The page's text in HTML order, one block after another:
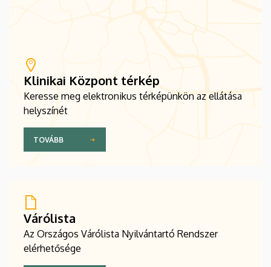
Klinikai Központ térkép
Keresse meg elektronikus térképünkön az ellátása
helyszínét
TOVÁBB
Várólista
Az Országos Várólista Nyilvántartó Rendszer
elérhetősége